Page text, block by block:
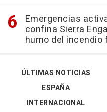
Emergencias
confina Sierra
humo del incendio
ÚLTIMAS NOTICIAS
ESPAÑA
INTERNACIONAL